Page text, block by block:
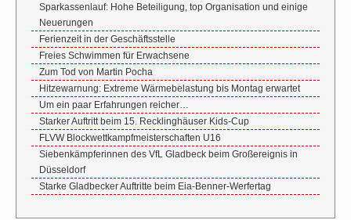
Sparkassenlauf: Hohe Beteiligung, top Organisation und einige
Neuerungen
Ferienzeit in der Geschäftsstelle
Freies Schwimmen für Erwachsene
Zum Tod von Martin Pocha
Hitzewarnung: Extreme Wärmebelastung bis Montag erwartet
Um ein paar Erfahrungen reicher…
Starker Auftritt beim 15. Recklinghäuser Kids-Cup
FLVW Blockwettkampfmeisterschaften U16
Siebenkämpferinnen des VfL Gladbeck beim Großereignis in
Düsseldorf
Starke Gladbecker Auftritte beim Eia-Benner-Werfertag